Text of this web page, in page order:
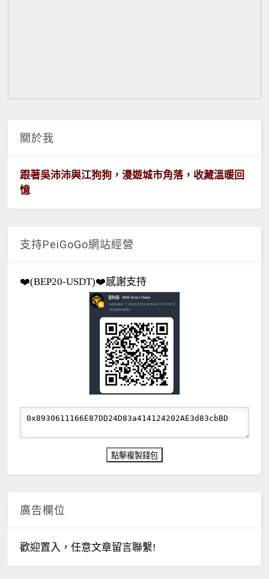
關於我
跟著吳沛沛與江狗狗，漫遊城市角落，收藏溫暖回
憶
支持PeiGoGo網站經營
❤️(BEP20-USDT)❤️感謝支持
廣告欄位
歡迎置入，任意文章留言聯繫!